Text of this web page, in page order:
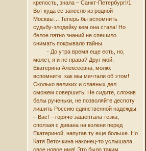
крепость, знала – Санкт-Петербург!/1
Вот куда ее занесло из родной
Москвы… Теперь бы вспомнить
судьбу-злодейку кем она стала! Но
белое пятно знаний не спешило
снимать покрывало тайны.
- До утра время еще есть, но,
может, я и не права? Друг мой,
Екатерина Алексеевна, молю:
вспомните, как мы мечтали об этом!
Сколько великих и славных дел
сможем совершить! Не сидите, сложив
белы рученьки, не позволяйте деспоту
лишить Россию единственной надежды
– Вас! – горячо зашептала тезка,
сползая с дивана на колени перед
Екатериной, напугав ту еще больше. Но
Катя Веточкина наконец-то услышала
свое новое имя! Это было таким